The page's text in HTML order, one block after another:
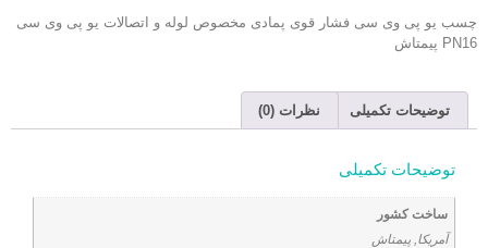
چسب یو پی وی سی فشار قوی پمادی مخصوص لوله و اتصالات یو پی وی سی
PN16 پیمتاش
توضیحات تکمیلی نظرات (0)
توضیحات تکمیلی
ساخت کشور
آمریکا, پیمتاش